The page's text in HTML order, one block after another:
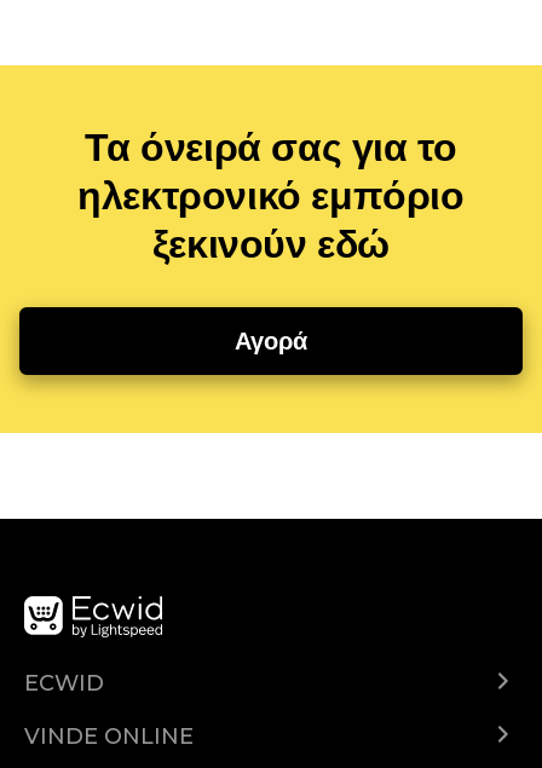
Τα όνειρά σας για το
ηλεκτρονικό εμπόριο
ξεκινούν εδώ
Αγορά
ECWID
Prețuri
VINDE ONLINE